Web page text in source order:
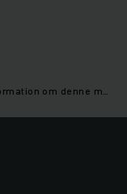
TFG S30s - Leje en truck? Pris og mere information om denne model | Jungheinrich